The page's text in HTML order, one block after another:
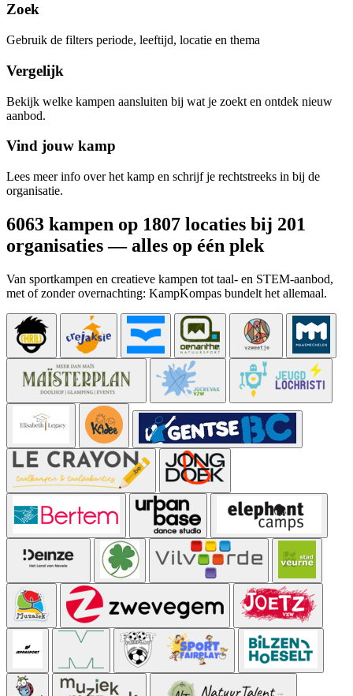
Zoek
Gebruik de filters periode, leeftijd, locatie en thema
Vergelijk
Bekijk welke kampen aansluiten bij wat je zoekt en ontdek nieuw
aanbod.
Vind jouw kamp
Lees meer info over het kamp en schrijf je rechtstreeks in bij de
organisatie.
6063 kampen op 1807 locaties bij 201
organisaties — alles op één plek
Van sportkampen en creatieve kampen tot taal- en STEM-aanbod,
met of zonder overnachting: KampKompas bundelt het allemaal.